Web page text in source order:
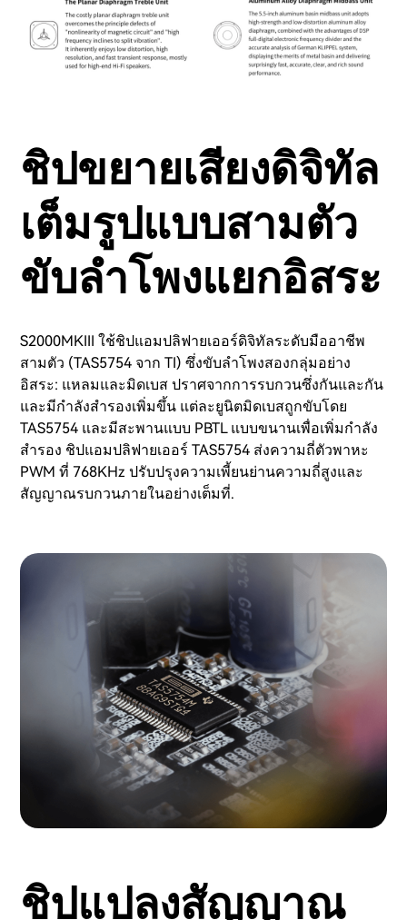
ชิปขยายเสียงดิจิทัล
เต็มรูปแบบสามตัว
ขับลำโพงแยกอิสระ
S2000MKIII ใช้ชิปแอมปลิฟายเออร์ดิจิทัลระดับมืออาชีพ
สามตัว (TAS5754 จาก TI) ซึ่งขับลำโพงสองกลุ่มอย่าง
อิสระ: แหลมและมิดเบส ปราศจากการรบกวนซึ่งกันและกัน
และมีกำลังสำรองเพิ่มขึ้น แต่ละยูนิตมิดเบสถูกขับโดย
TAS5754 และมีสะพานแบบ PBTL แบบขนานเพื่อเพิ่มกำลัง
สำรอง ชิปแอมปลิฟายเออร์ TAS5754 ส่งความถี่ตัวพาหะ
PWM ที่ 768KHz ปรับปรุงความเพี้ยนย่านความถี่สูงและ
สัญญาณรบกวนภายในอย่างเต็มที่.
ชิปแปลงสัญญาณ